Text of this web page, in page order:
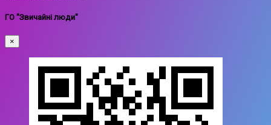
ГО "Звичайні люди"
×